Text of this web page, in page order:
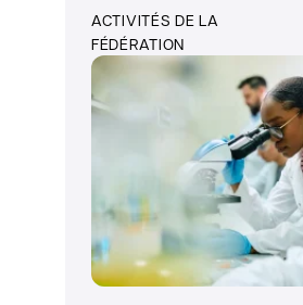
ACTIVITÉS DE LA
FÉDÉRATION